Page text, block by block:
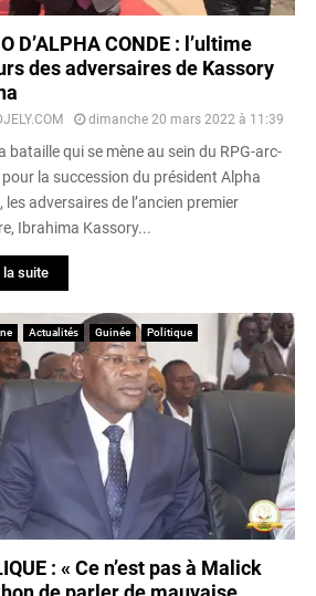
D’ALPHA CONDE : l’ultime
des adversaires de Kassory
dimanche 20 mars 2022 à 11:39
bataille qui se mène au sein du RPG-arc-
pour la succession du président Alpha
les adversaires de l’ancien premier
Ibrahima Kassory...
la suite
Actualités Guinée Politique
: « Ce n’est pas à Malick